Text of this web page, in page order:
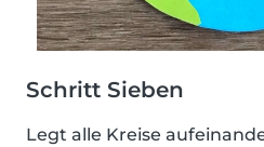
Schritt Sieben
Legt alle Kreise